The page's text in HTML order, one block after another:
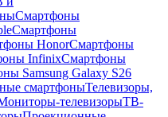
Смартфоны
Смартфоны
HonorСмартфоны
InfinixСмартфоны
Samsung Galaxy S26
смартфоныТелевизоры,
телевизорыТВ-